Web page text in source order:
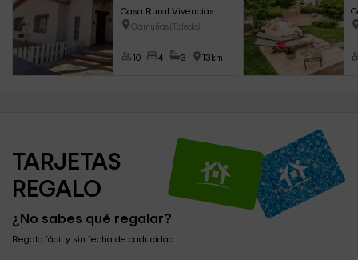
Casa Rural Vivencias
Camuñas (Toledo)
10 4 3 13km
TARJETAS
REGALO
¿No sabes qué regalar?
Regalo fácil y sin fecha de caducidad